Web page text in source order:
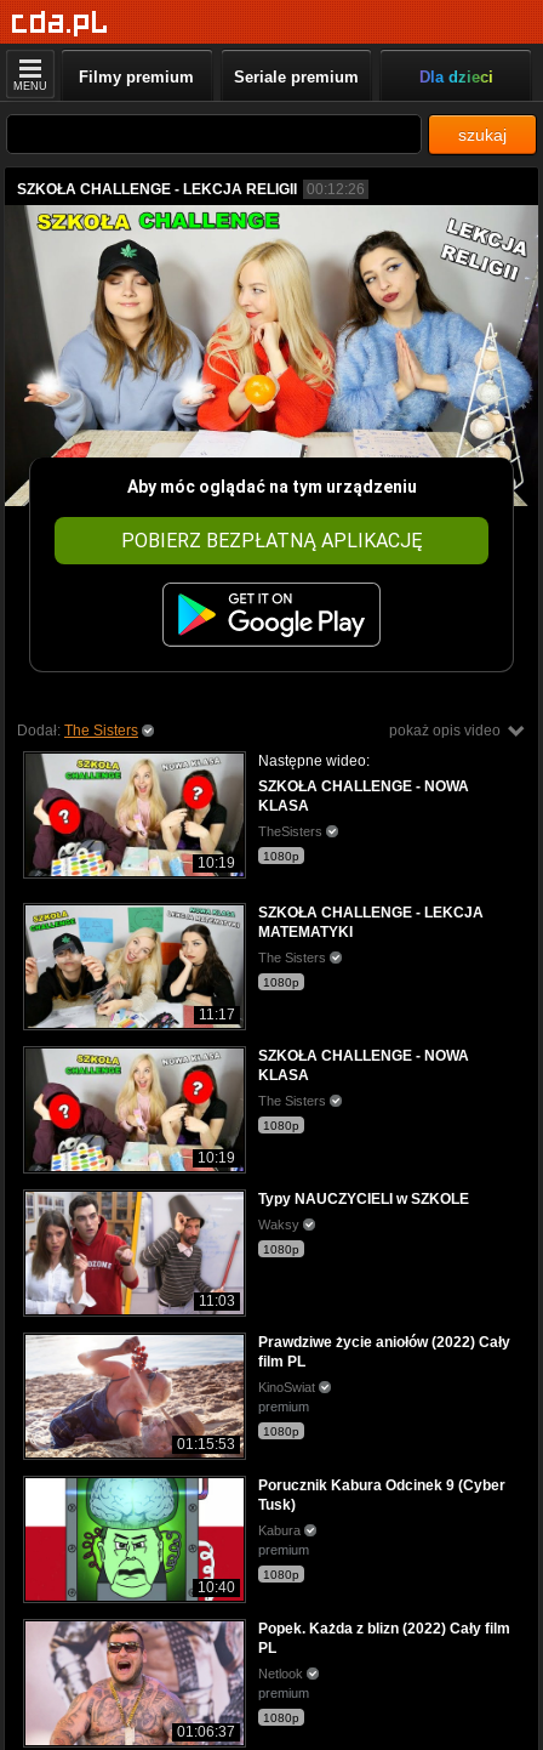
MENU Filmy premium Seriale premium Dla dzieci
szukaj
SZKOŁA CHALLENGE - LEKCJA RELIGII 00:12:26
Aby móc oglądać na tym urządzeniu
POBIERZ BEZPŁATNĄ APLIKACJĘ
pokaż opis video
Dodał: The Sisters
10:19
Następne wideo:
SZKOŁA CHALLENGE - NOWA
KLASA
TheSisters
1080p
11:17
SZKOŁA CHALLENGE - LEKCJA
MATEMATYKI
The Sisters
1080p
10:19
SZKOŁA CHALLENGE - NOWA
KLASA
The Sisters
1080p
11:03
Typy NAUCZYCIELI w SZKOLE
Waksy
1080p
01:15:53
Prawdziwe życie aniołów (2022) Cały
film PL
KinoSwiat
premium
1080p
10:40
Porucznik Kabura Odcinek 9 (Cyber
Tusk)
Kabura
premium
1080p
01:06:37
Popek. Każda z blizn (2022) Cały film
PL
Netlook
premium
1080p